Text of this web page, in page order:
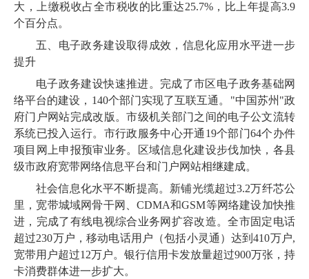
大，上缴税收占全市税收的比重达25.7%，比上年提高3.9
个百分点。
五、电子政务建设取得成效，信息化应用水平进一步
提升
电子政务建设快速推进。完成了市区电子政务基础网
络平台的建设，140个部门实现了互联互通。"中国苏州"政
府门户网站完成改版。市级机关部门之间的电子公文流转
系统已投入运行。市行政服务中心开通19个部门64个办件
项目网上申报预审业务。区域信息化建设步伐加快，各县
级市政府宽带网络信息平台和门户网站相继建成。
社会信息化水平不断提高。新铺光缆超过3.2万纤芯公
里，宽带城域网骨干网、CDMA和GSM等网络建设加快推
进，完成了有线电视综合业务网扩容改造。全市固定电话
超过230万户，移动电话用户（包括小灵通）达到410万户,
宽带用户超过12万户。银行信用卡发放量超过900万张，持
卡消费群体进一步扩大。